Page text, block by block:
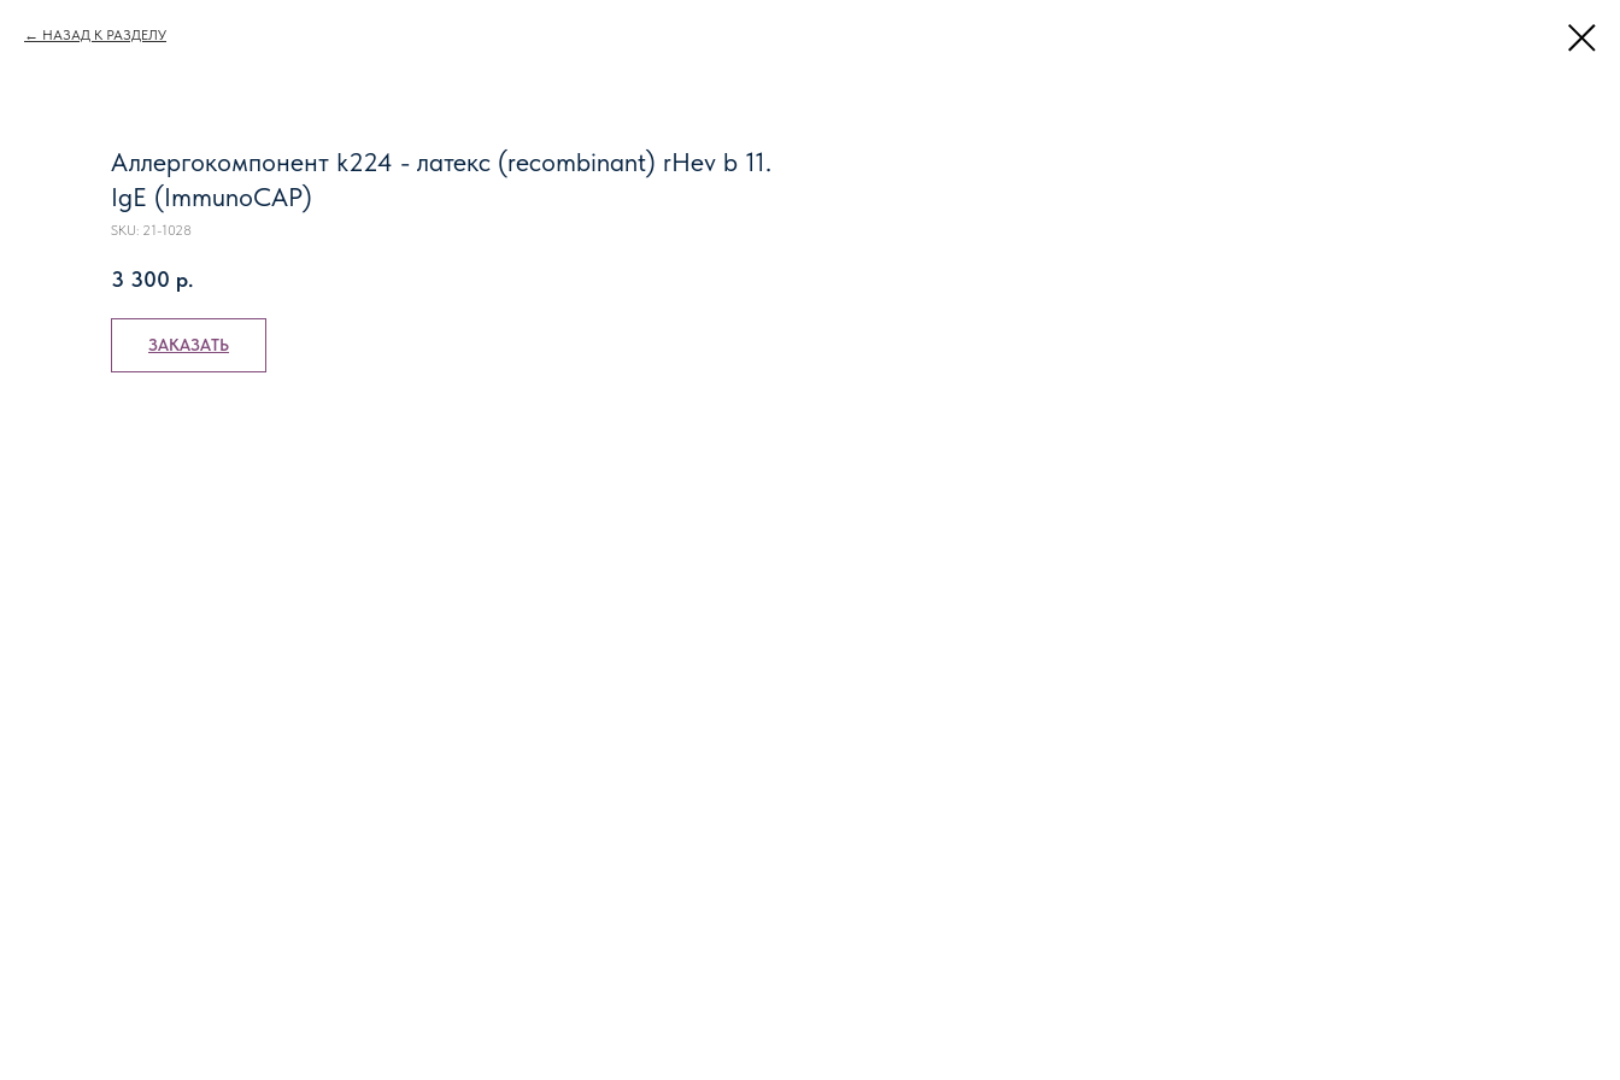
НАЗАД К РАЗДЕЛУ
Аллергокомпонент k224 - латекс (recombinant) rHev b 11.
IgE (ImmunoCAP)
SKU: 21-1028
3 300 р.
ЗАКАЗАТЬ